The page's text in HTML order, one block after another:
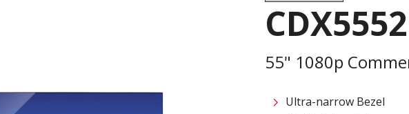
CDX5552
55" 1080p
Ultra-narrow Bezel